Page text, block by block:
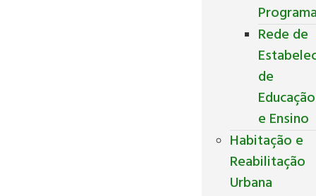
Rede de
de
Educação
e Ensino
Habitação e
Reabilitação
Urbana